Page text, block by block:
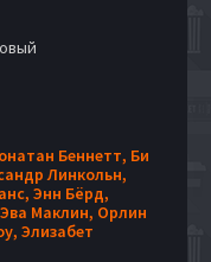
Беннетт, Би
Линкольн,
Энн Бёрд,
Эва Маклин, Орлин
Элизабет